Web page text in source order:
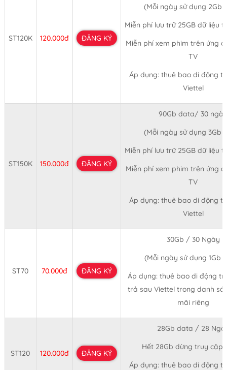
ST120K 120.000đ ĐĂNG KÝ
(Mỗi ngày sử dụng 2Gb
Miễn phí lưu trữ 25GB dữ liệu
Miễn phí xem phim trên ứng
TV
Áp dụng: thuê bao di động
Viettel
ST150K 150.000đ ĐĂNG KÝ
90Gb data/ 30
(Mỗi ngày sử dụng 3Gb
Miễn phí lưu trữ 25GB dữ liệu
Miễn phí xem phim trên ứng
TV
Áp dụng: thuê bao di động
Viettel
ST70 70.000đ ĐĂNG KÝ
30Gb / 30 Ngày
(Mỗi ngày sử dụng 1Gb
Áp dụng: thuê bao di động
trả sau Viettel trong danh
mãi riêng
ST120 120.000đ ĐĂNG KÝ
28Gb data / 28
Hết 28Gb dừng truy cập
Áp dụng: thuê bao di động